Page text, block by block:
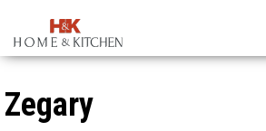
Zegary